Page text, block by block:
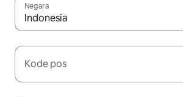
Negara
Indonesia
Kode pos